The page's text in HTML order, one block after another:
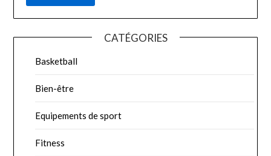
CATÉGORIES
Basketball
Bien-être
Equipements de sport
Fitness